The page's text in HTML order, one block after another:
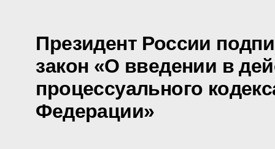
Президент России
закон «О введении в
процессуального
Федерации»